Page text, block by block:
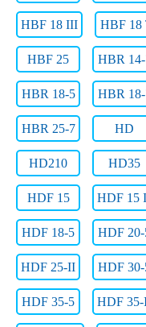
HBF 18 III HBF 18
HBF 25 HBR
HBR 18-5 HBR
HBR 25-7 HD
HD210 HD35
HDF 15 HDF 15
HDF 18-5 HDF
HDF 25-II HDF
HDF 35-5 HDF